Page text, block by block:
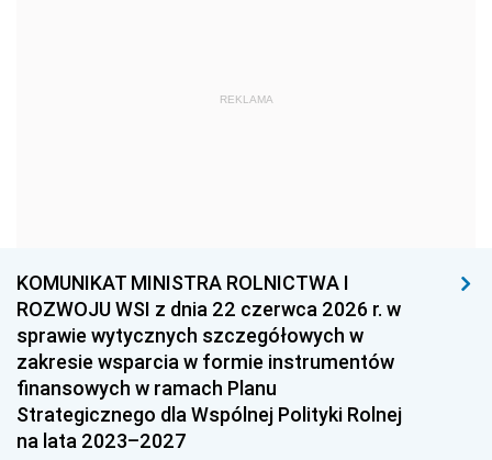
1974
1960 1959 1958
1957 1956 1955
1954 1953 1952
1951 1950 1949
1948
REKLAMA
KOMUNIKAT MINISTRA ROLNICTWA I
ROZWOJU WSI z dnia 22 czerwca 2026 r. w
sprawie wytycznych szczegółowych w
zakresie wsparcia w formie instrumentów
finansowych w ramach Planu
Strategicznego dla Wspólnej Polityki Rolnej
na lata 2023–2027